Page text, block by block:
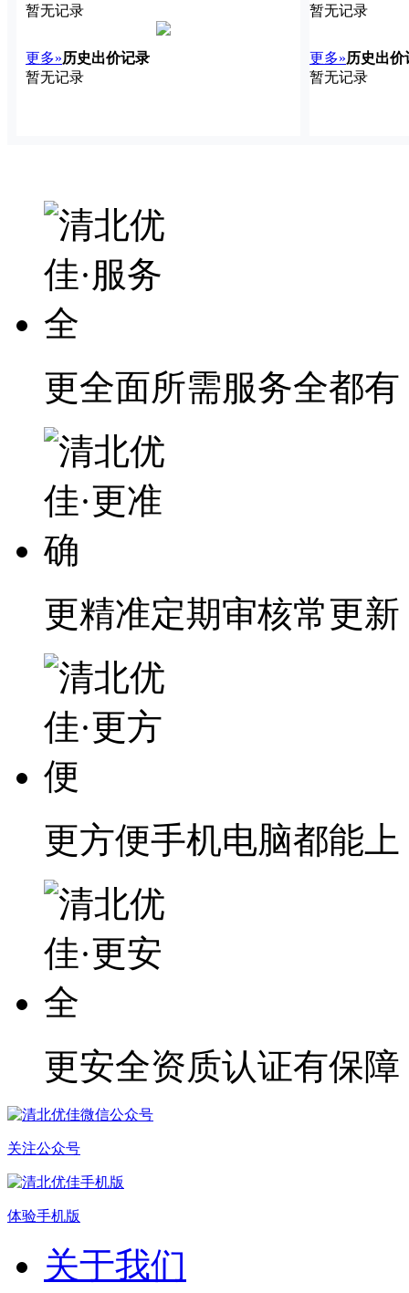
暂无记录
暂无记录
更多»历史出价记录
暂无记录
更多»历史出价
暂无记录
更全面所需服务全都有
更精准定期审核常更新
更方便手机电脑都能上
更安全资质认证有保障
关注公众号
体验手机版
关于我们